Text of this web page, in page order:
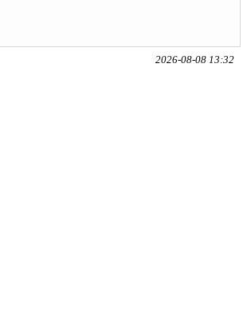
2026-08-08 13:32